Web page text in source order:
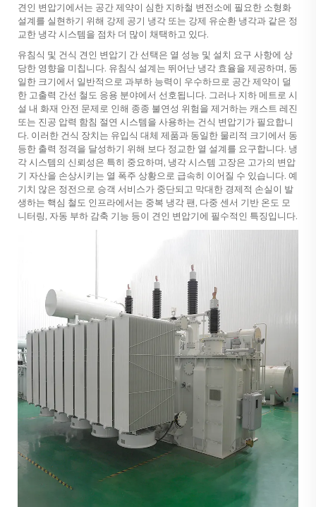
견인 변압기에서는 공간 제약이 심한 지하철 변전소에 필요한 소형화
설계를 실현하기 위해 강제 공기 냉각 또는 강제 유순환 냉각과 같은 정
교한 냉각 시스템을 점차 더 많이 채택하고 있다.
유침식 및 건식 견인 변압기 간 선택은 열 성능 및 설치 요구 사항에 상
당한 영향을 미칩니다. 유침식 설계는 뛰어난 냉각 효율을 제공하며, 동
일한 크기에서 일반적으로 과부하 능력이 우수하므로 공간 제약이 덜
한 고출력 간선 철도 응용 분야에서 선호됩니다. 그러나 지하 메트로 시
설 내 화재 안전 문제로 인해 종종 불연성 위험을 제거하는 캐스트 레진
또는 진공 압력 함침 절연 시스템을 사용하는 건식 변압기가 필요합니
다. 이러한 건식 장치는 유입식 대체 제품과 동일한 물리적 크기에서 동
등한 출력 정격을 달성하기 위해 보다 정교한 열 설계를 요구합니다. 냉
각 시스템의 신뢰성은 특히 중요하며, 냉각 시스템 고장은 고가의 변압
기 자산을 손상시키는 열 폭주 상황으로 급속히 이어질 수 있습니다. 예
기치 않은 정전으로 승객 서비스가 중단되고 막대한 경제적 손실이 발
생하는 핵심 철도 인프라에서는 중복 냉각 팬, 다중 센서 기반 온도 모
니터링, 자동 부하 감축 기능 등이 견인 변압기에 필수적인 특징입니다.